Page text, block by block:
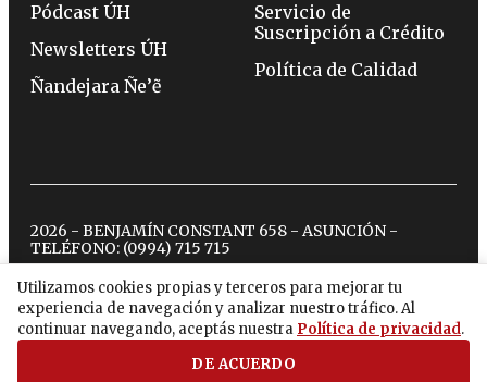
Utilizamos cookies propias y terceros para mejorar tu
experiencia de navegación y analizar nuestro tráfico. Al
continuar navegando, aceptás nuestra Política de privacidad.
DE ACUERDO
Pódcast ÚH
Newsletters ÚH
Ñandejara Ñe’ẽ
Servicio de
Suscripción a Crédito
Política de Calidad
2026 - BENJAMÍN CONSTANT 658 - ASUNCIÓN -
TELÉFONO: (0994) 715 715
twitterinstagram
facebook
tiktokyoutubespotify